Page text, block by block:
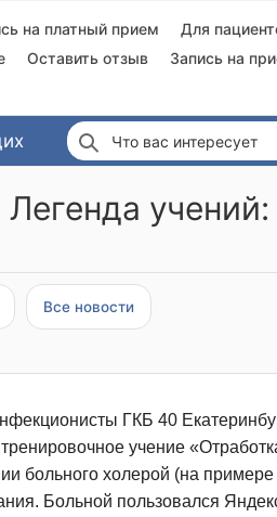
на платный прием Для
Оставить отзыв Запись на
Что вас интересует
Легенда
Все новости
ГКБ 40
учение
больного холерой (на
Больной пользовался